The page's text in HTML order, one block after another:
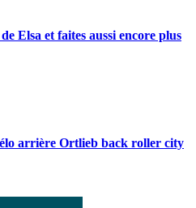
Elsa et faites aussi encore plus
arrière Ortlieb back roller city